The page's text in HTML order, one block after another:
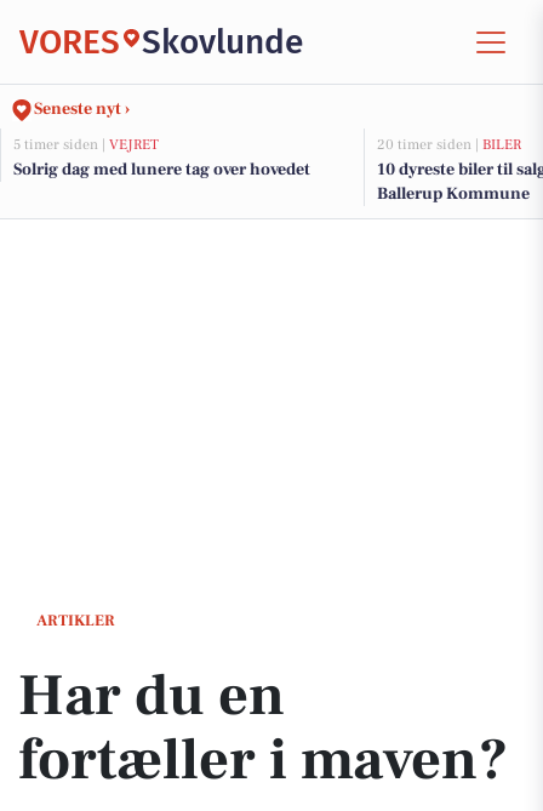
VORES Skovlunde
Seneste nyt ›
5 timer siden | VEJRET
Solrig dag med lunere tag over hovedet
20 timer siden | BILER
10 dyreste biler til
Ballerup Kommune
ARTIKLER
Har du en fortæller i maven?
Har du en
fortæller i maven?